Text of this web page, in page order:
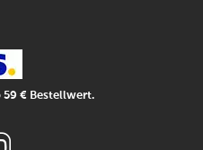
59 € Bestellwert.